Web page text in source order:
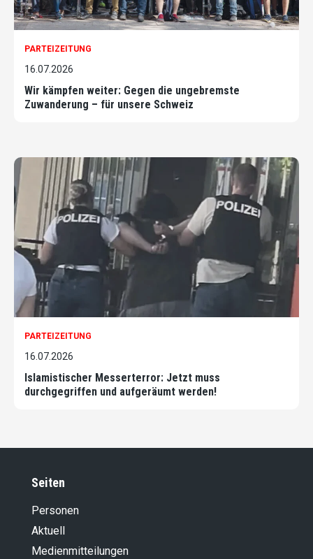
PARTEIZEITUNG
16.07.2026
Wir kämpfen weiter: Gegen die ungebremste
Zuwanderung – für unsere Schweiz
PARTEIZEITUNG
16.07.2026
Islamistischer Messerterror: Jetzt muss
durchgegriffen und aufgeräumt werden!
Seiten
Personen
Aktuell
Medienmitteilungen